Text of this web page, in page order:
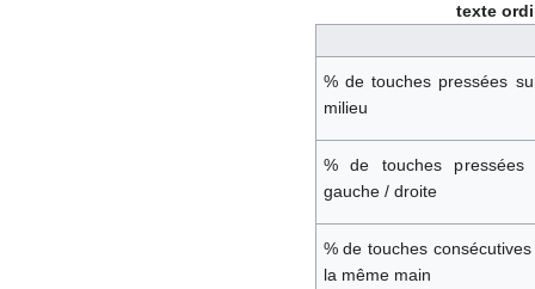
texte
% de touches pressées
milieu
% de touches
gauche / droite
% de touches
la même main